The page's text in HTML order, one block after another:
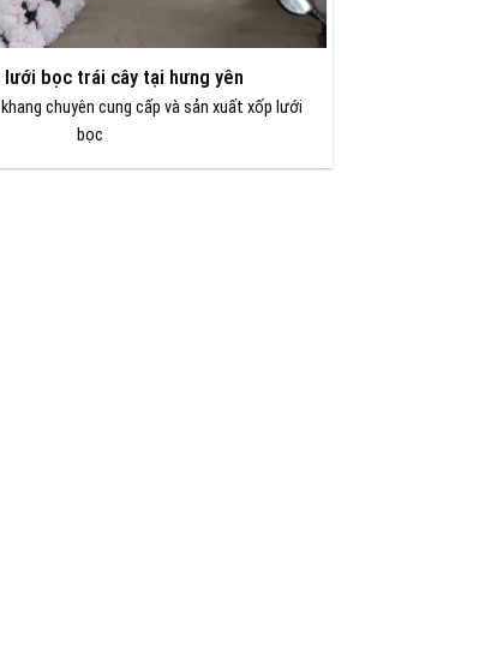
lưới bọc trái cây tại hưng yên
chuyên cung cấp và sản xuất xốp lưới
bọc